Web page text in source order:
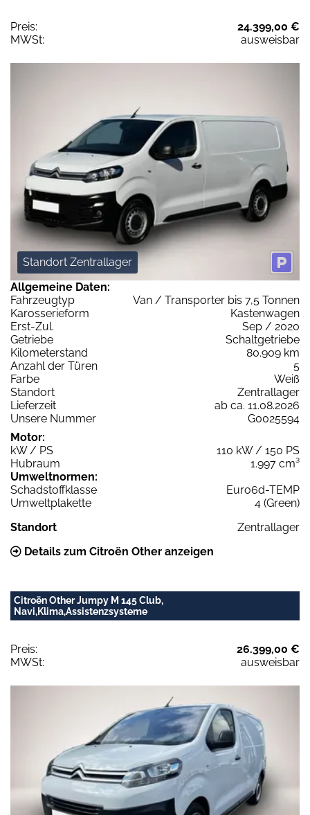
Preis:
24.399,00 €
MWSt:
ausweisbar
Standort Zentrallager
Allgemeine Daten:
Fahrzeugtyp
Van / Transporter bis 7,5 Tonnen
Karosserieform
Kastenwagen
Erst-Zul.
Sep / 2020
Getriebe
Schaltgetriebe
Kilometerstand
80.909 km
Anzahl der Türen
5
Farbe
Weiß
Standort
Zentrallager
Lieferzeit
ab ca. 11.08.2026
Unsere Nummer
G0025594
Motor:
kW / PS
110 kW / 150 PS
Hubraum
1.997 cm³
Umweltnormen:
Schadstoffklasse
Euro6d-TEMP
Umweltplakette
4 (Green)
Standort
Zentrallager
Details zum Citroën Other anzeigen
Citroën Other Jumpy M 145 Club,
Navi,Klima,Assistenzsysteme
Preis:
26.399,00 €
MWSt:
ausweisbar